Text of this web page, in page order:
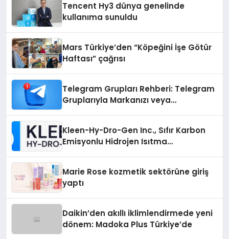
Tencent Hy3 dünya genelinde
kullanıma sunuldu
Mars Türkiye’den “Köpeğini İşe Götür
Haftası” çağrısı
Telegram Grupları Rehberi: Telegram
Gruplarıyla Markanızı veya
Kleen-Hy-Dro-Gen Inc., Sıfır Karbon
Emisyonlu Hidrojen Isıtma
Marie Rose kozmetik sektörüne giriş
yaptı
Daikin’den akıllı iklimlendirmede yeni
dönem: Madoka Plus Türkiye’de